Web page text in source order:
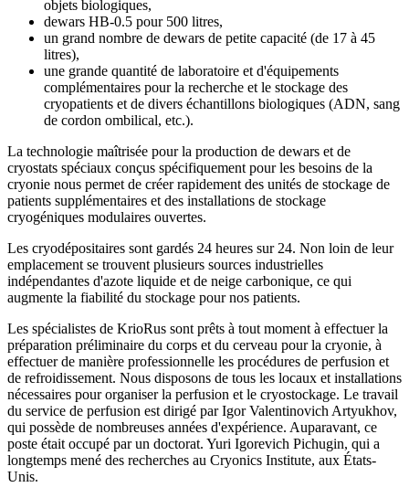
objets biologiques,
dewars HB-0.5 pour 500 litres,
un grand nombre de dewars de petite capacité (de 17 à 45
litres),
une grande quantité de laboratoire et d'équipements
complémentaires pour la recherche et le stockage des
cryopatients et de divers échantillons biologiques (ADN, sang
de cordon ombilical, etc.).
La technologie maîtrisée pour la production de dewars et de
cryostats spéciaux conçus spécifiquement pour les besoins de la
cryonie nous permet de créer rapidement des unités de stockage de
patients supplémentaires et des installations de stockage
cryogéniques modulaires ouvertes.
Les cryodépositaires sont gardés 24 heures sur 24. Non loin de leur
emplacement se trouvent plusieurs sources industrielles
indépendantes d'azote liquide et de neige carbonique, ce qui
augmente la fiabilité du stockage pour nos patients.
Les spécialistes de KrioRus sont prêts à tout moment à effectuer la
préparation préliminaire du corps et du cerveau pour la cryonie, à
effectuer de manière professionnelle les procédures de perfusion et
de refroidissement. Nous disposons de tous les locaux et installations
nécessaires pour organiser la perfusion et le cryostockage. Le travail
du service de perfusion est dirigé par Igor Valentinovich Artyukhov,
qui possède de nombreuses années d'expérience. Auparavant, ce
poste était occupé par un doctorat. Yuri Igorevich Pichugin, qui a
longtemps mené des recherches au Cryonics Institute, aux États-
Unis.